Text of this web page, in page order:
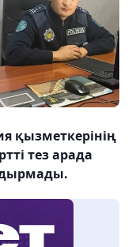
қызметкерінің
тез арада